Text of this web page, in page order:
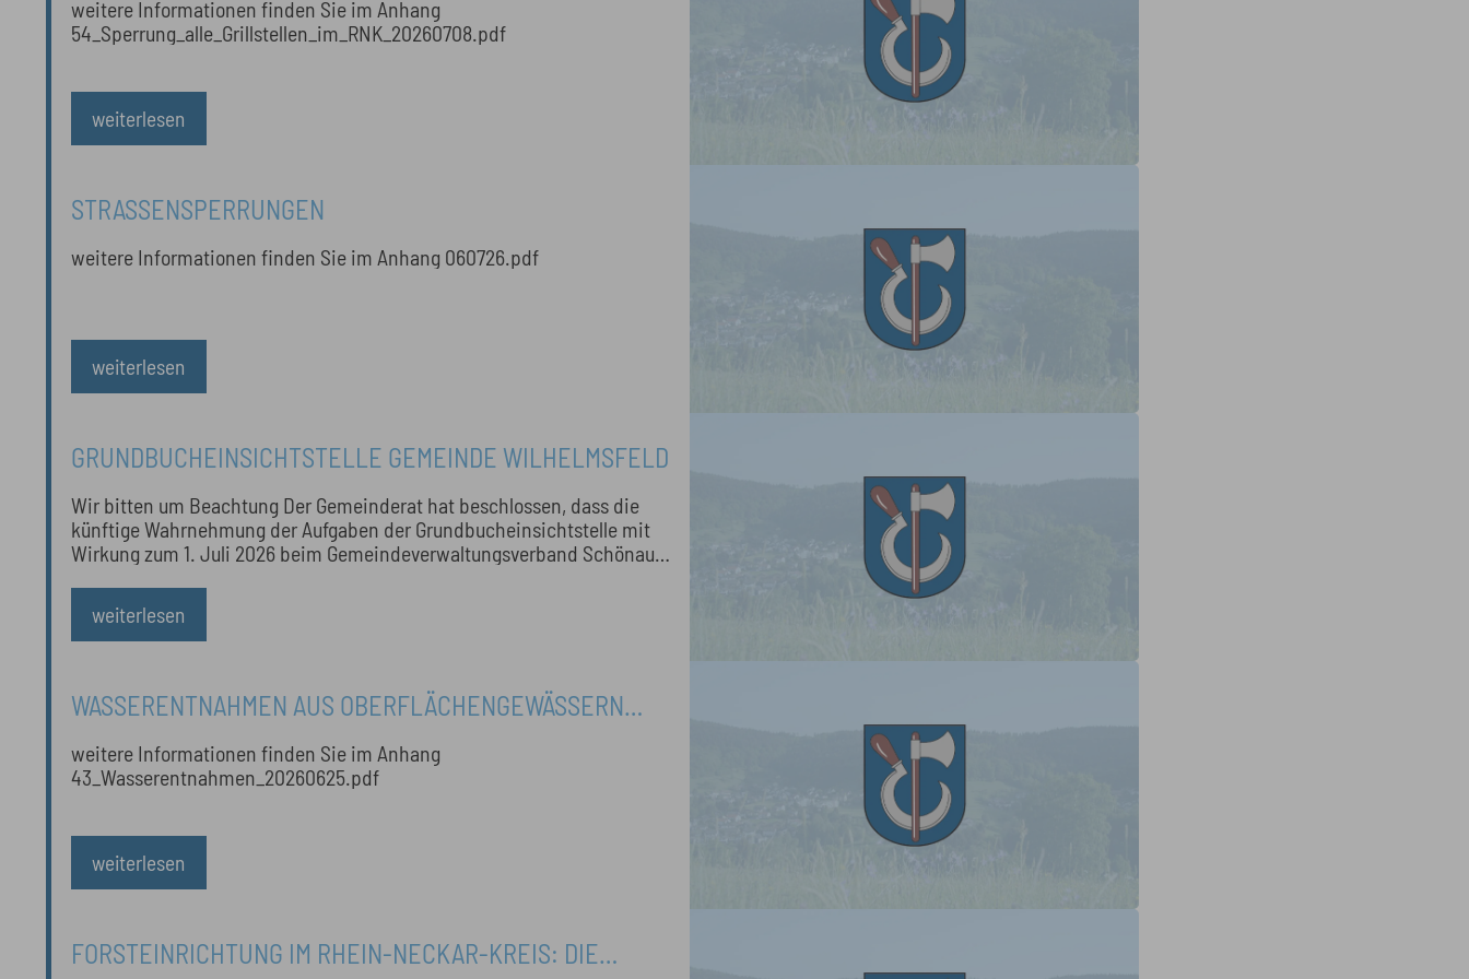
weitere Informationen finden Sie im Anhang
54_Sperrung_alle_Grillstellen_im_RNK_20260708.pdf
weiterlesen
STRASSENSPERRUNGEN
weitere Informationen finden Sie im Anhang 060726.pdf
weiterlesen
GRUNDBUCHEINSICHTSTELLE GEMEINDE WILHELMSFELD
Wir bitten um Beachtung Der Gemeinderat hat beschlossen, dass die
künftige Wahrnehmung der Aufgaben der Grundbucheinsichtstelle mit
Wirkung zum 1. Juli 2026 beim Gemeinde­verwaltungsverband Schönau
weiterlesen
WASSERENTNAHMEN AUS OBERFLÄCHENGEWÄSSERN
weitere Informationen finden Sie im Anhang
43_Wasserentnahmen_20260625.pdf
weiterlesen
FORSTEINRICHTUNG IM RHEIN-NECKAR-KREIS: DIE